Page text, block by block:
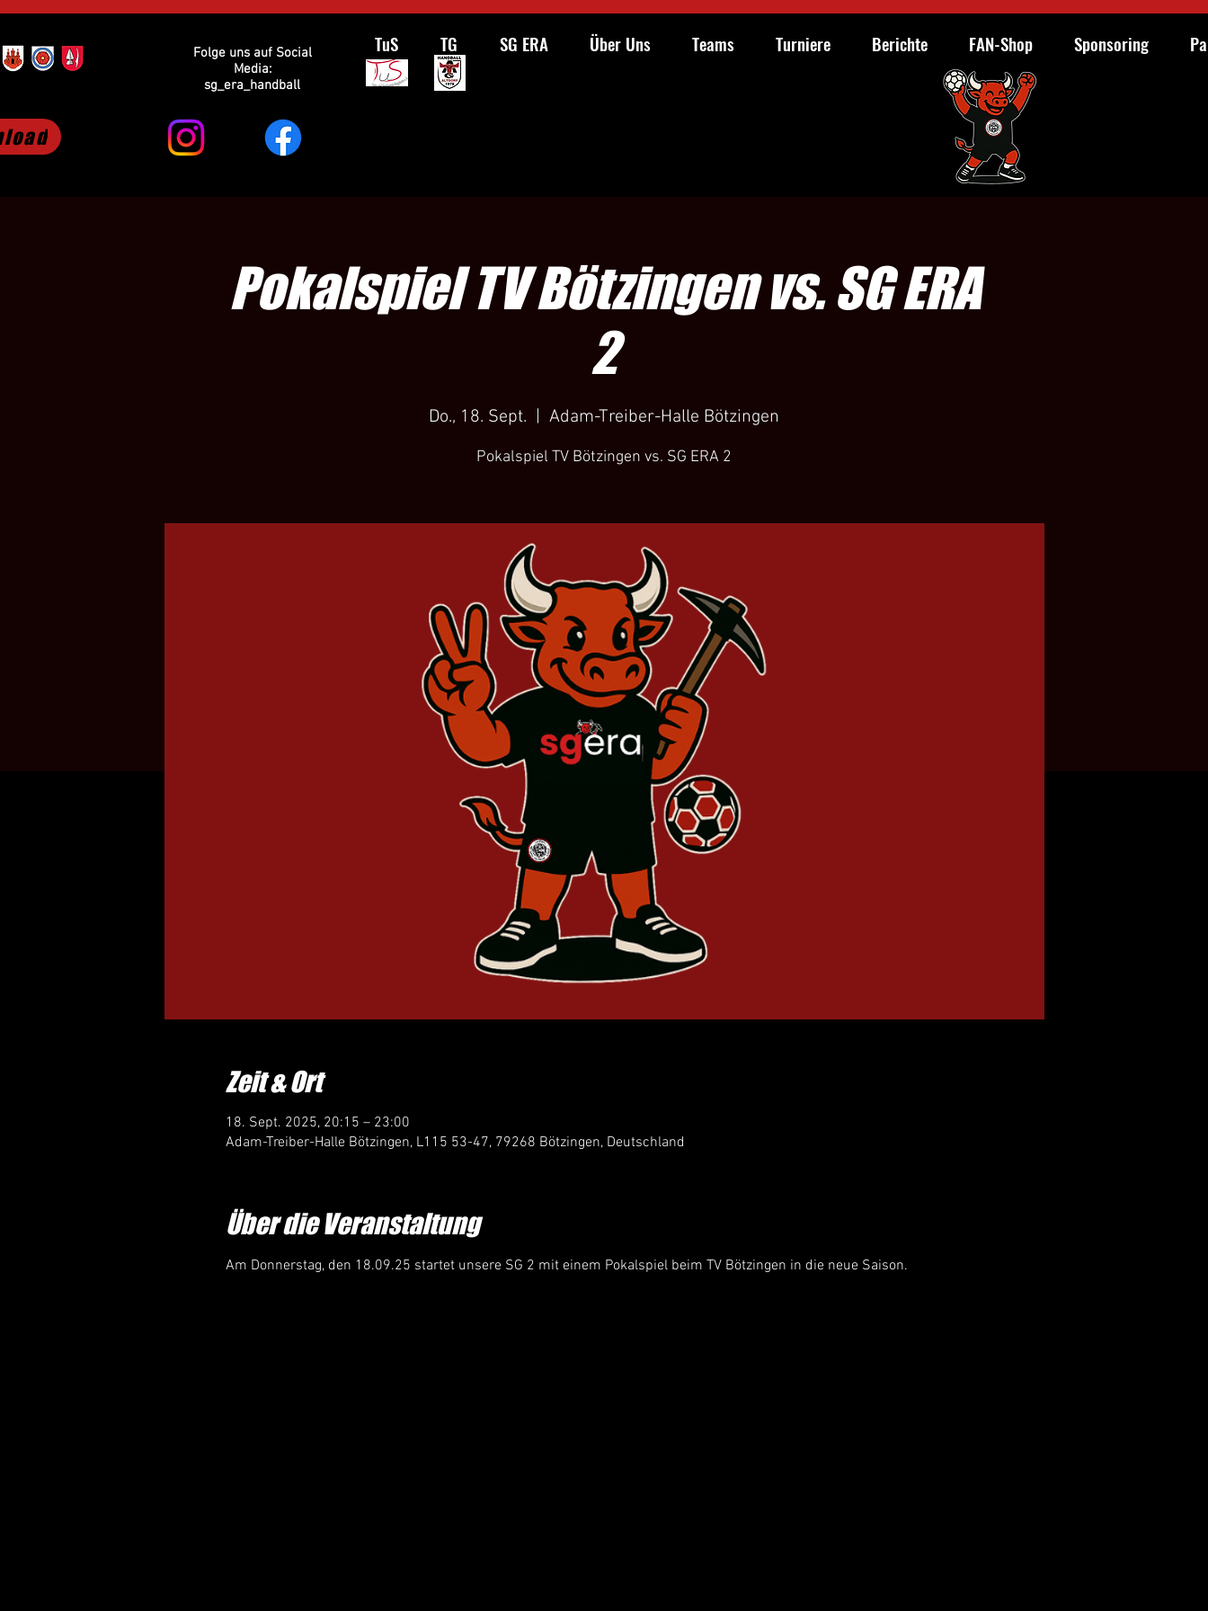
Folge uns auf Social
Media:
sg_era_handball
TuS TG SG ERA Über Uns Teams Turniere Berichte FAN-Shop Sponsoring
Pokalspiel TV Bötzingen vs. SG ERA
2
Do., 18. Sept.
  |
Adam-Treiber-Halle Bötzingen
Pokalspiel TV Bötzingen vs. SG ERA 2
Zeit & Ort
18. Sept. 2025, 20:15 – 23:00
Adam-Treiber-Halle Bötzingen, L115 53-47, 79268 Bötzingen, Deutschland
Über die Veranstaltung
Am Donnerstag, den 18.09.25 startet unsere SG 2 mit einem Pokalspiel beim TV Bötzingen in die neue Saison.